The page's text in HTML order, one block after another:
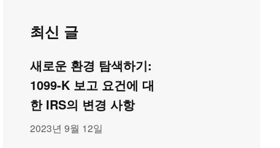
최신 글
새로운 환경 탐색하기:
1099-K 보고 요건에 대
한 IRS의 변경 사항
2023년 9월 12일